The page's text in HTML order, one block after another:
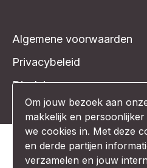
Algemene voorwaarden
Privacybeleid
Disclaimer
Om jouw bezoek aan
makkelijk en
we cookies in. Met deze
en derde partijen
verzamelen en jouw